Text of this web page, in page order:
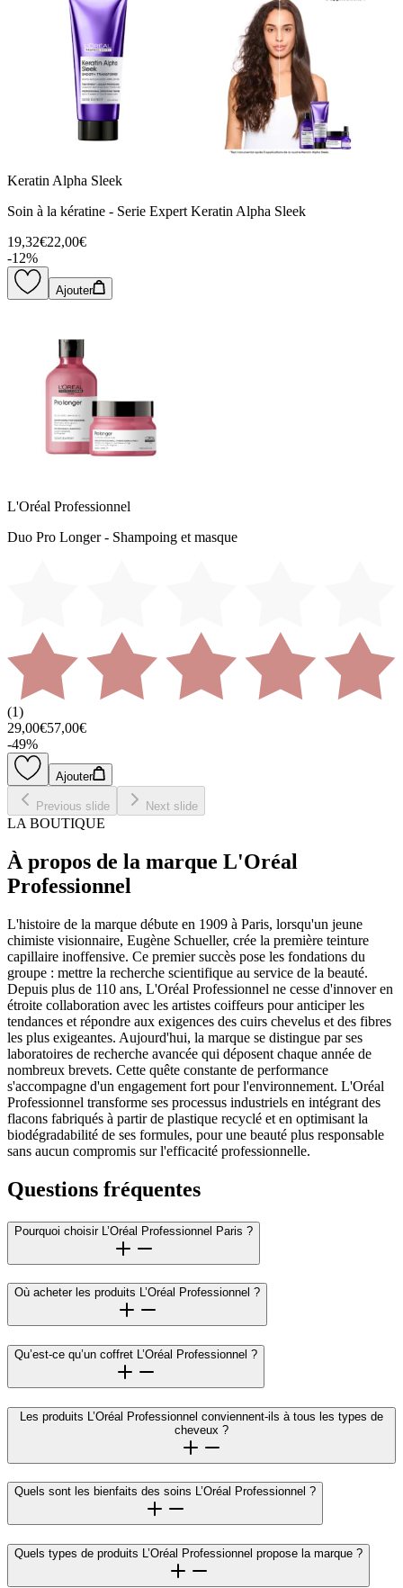
Keratin Alpha Sleek
Soin à la kératine - Serie Expert Keratin Alpha Sleek
19,32€22,00€
-12%
Ajouter
L'Oréal Professionnel
Duo Pro Longer - Shampoing et masque
(1)
29,00€57,00€
-49%
Ajouter
Previous slide Next slide
LA BOUTIQUE
À propos de la marque L'Oréal
Professionnel
L'histoire de la marque débute en 1909 à Paris, lorsqu'un jeune
chimiste visionnaire, Eugène Schueller, crée la première teinture
capillaire inoffensive. Ce premier succès pose les fondations du
groupe : mettre la recherche scientifique au service de la beauté.
Depuis plus de 110 ans, L'Oréal Professionnel ne cesse d'innover en
étroite collaboration avec les artistes coiffeurs pour anticiper les
tendances et répondre aux exigences des cuirs chevelus et des fibres
les plus exigeantes. Aujourd'hui, la marque se distingue par ses
laboratoires de recherche avancée qui déposent chaque année de
nombreux brevets. Cette quête constante de performance
s'accompagne d'un engagement fort pour l'environnement. L'Oréal
Professionnel transforme ses processus industriels en intégrant des
flacons fabriqués à partir de plastique recyclé et en optimisant la
biodégradabilité de ses formules, pour une beauté plus responsable
sans aucun compromis sur l'efficacité professionnelle.
Questions fréquentes
Pourquoi choisir L’Oréal Professionnel Paris ?
Où acheter les produits L’Oréal Professionnel ?
Qu’est-ce qu’un coffret L’Oréal Professionnel ?
Les produits L’Oréal Professionnel conviennent-ils à tous les types de
cheveux ?
Quels sont les bienfaits des soins L’Oréal Professionnel ?
Quels types de produits L’Oréal Professionnel propose la marque ?